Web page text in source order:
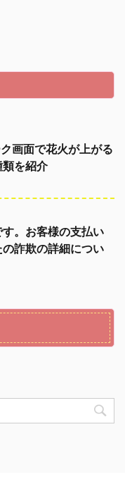
画面で花火が上がる
を紹介
。お客様の支払い
詐欺の詳細につい